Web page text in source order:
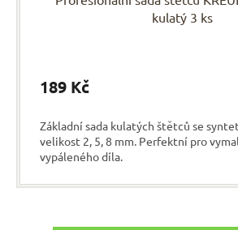
kulatý 3 ks
189 Kč
Základní sada kulatých štětců se
velikost 2, 5, 8 mm. Perfektní pro
vypáleného díla.